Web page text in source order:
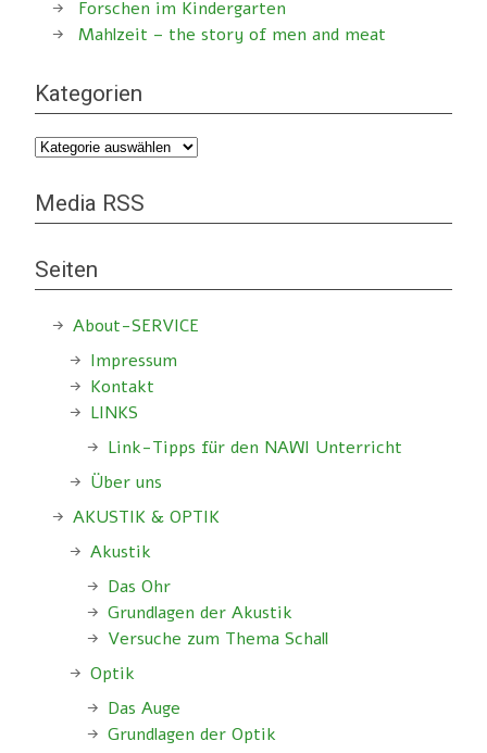
Forschen im Kindergarten
Mahlzeit – the story of men and meat
Kategorien
Kategorien
Media RSS
Seiten
About-SERVICE
Impressum
Kontakt
LINKS
Link-Tipps für den NAWI Unterricht
Über uns
AKUSTIK & OPTIK
Akustik
Das Ohr
Grundlagen der Akustik
Versuche zum Thema Schall
Optik
Das Auge
Grundlagen der Optik